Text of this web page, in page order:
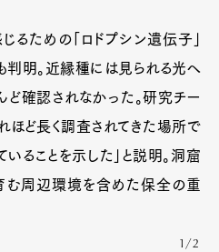
ための「ロドプシン遺伝子」
判明。近縁種には見られる光へ
ど確認されなかった。研究チー
ほど長く調査されてきた場所で
ることを示した」と説明。洞窟
む周辺環境を含めた保全の重
1/2